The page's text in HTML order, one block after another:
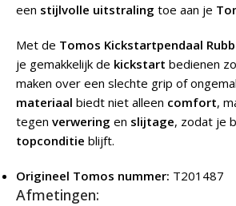
een stijlvolle uitstraling toe aan je
Met de Tomos Kickstartpendaal
je gemakkelijk de kickstart bedienen
maken over een slechte grip of
materiaal biedt niet alleen comfort,
tegen verwering en slijtage, zodat je
topconditie blijft.
Origineel Tomos nummer: T201487
Afmetingen: